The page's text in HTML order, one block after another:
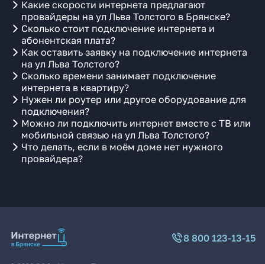
Какие скорости интернета предлагают
провайдеры на ул Льва Толстого в Брянске?
Сколько стоит подключение интернета и
абонентская плата?
Как оставить заявку на подключение интернета
на ул Льва Толстого?
Сколько времени занимает подключение
интернета в квартиру?
Нужен ли роутер или другое оборудование для
подключения?
Можно ли подключить интернет вместе с ТВ или
мобильной связью на ул Льва Толстого?
Что делать, если в моём доме нет нужного
провайдера?
8 800 123-13-15